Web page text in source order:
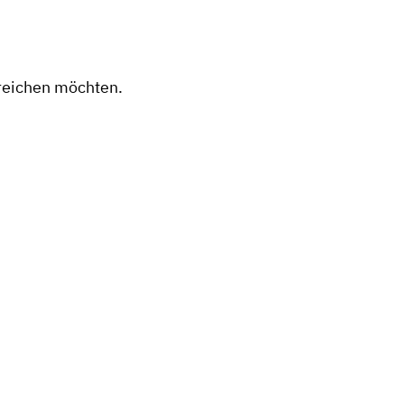
möchten.